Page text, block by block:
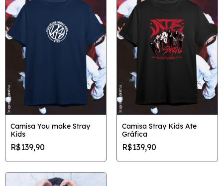
Camisa You make Stray
Kids
R$139,90
Camisa Stray Kids Ate
Gráfica
R$139,90